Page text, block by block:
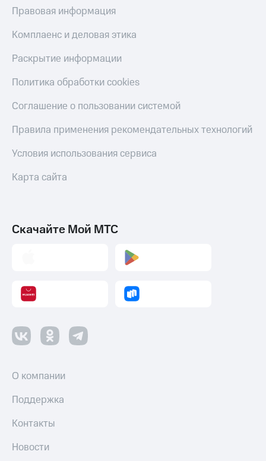
Правовая информация
Комплаенс и деловая этика
Раскрытие информации
Политика обработки cookies
Соглашение о пользовании системой
Правила применения рекомендательных технологий
Условия использования сервиса
Карта сайта
Скачайте Мой МТС
О компании
Поддержка
Контакты
Новости